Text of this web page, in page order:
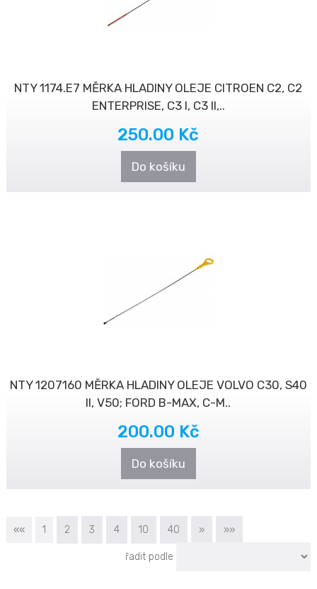
NTY 1174.E7 MĚRKA HLADINY OLEJE CITROEN C2, C2
ENTERPRISE, C3 I, C3 II,..
250.00 Kč
Do košíku
NTY 1207160 MĚRKA HLADINY OLEJE VOLVO C30, S40
II, V50; FORD B-MAX, C-M..
200.00 Kč
Do košíku
«« 1 2 3 4 10 40 » »»
řadit podle